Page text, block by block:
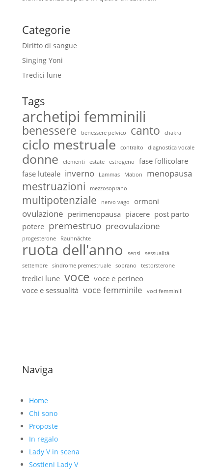
Categorie
Diritto di sangue
Singing Yoni
Tredici lune
Tags
archetipi femminili
benessere benessere pelvico canto chakra
ciclo mestruale contralto diagnostica vocale
donne elementi estate estrogeno
fase follicolare
fase luteale inverno Lammas Mabon menopausa
mestruazioni mezzosoprano
multipotenziale nervo vago ormoni
ovulazione perimenopausa piacere post parto
potere premestruo preovulazione
progesterone Rauhnächte
ruota dell'anno sensi
sessualità
settembre
sindrome premestruale soprano testorsterone
tredici lune voce voce e perineo
voce e sessualità voce femminile voci femminili
Naviga
Home
Chi sono
Proposte
In regalo
Lady V in scena
Sostieni Lady V